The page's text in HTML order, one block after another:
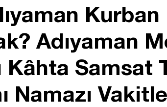
Adıyaman
Kâhta
Namazı